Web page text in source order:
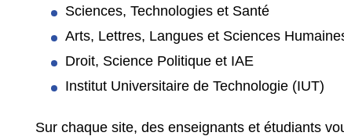
Sciences, Technologies et Santé
Arts, Lettres, Langues et Sciences
Droit, Science Politique et IAE
Institut Universitaire de Technologie (IUT)
Sur chaque site, des enseignants et étudiants